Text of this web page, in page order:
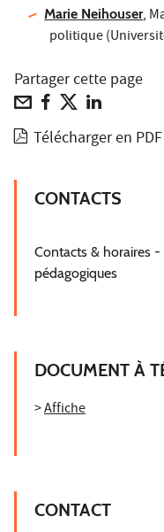
Marie Neihouser,
politique
Partager cette page
Télécharger en PDF
CONTACTS
Contacts & horaires
pédagogiques
DOCUMENT À
>Affiche
CONTACT